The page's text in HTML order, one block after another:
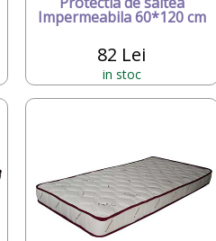
Impermeabila 60*120 cm
82 Lei
in stoc